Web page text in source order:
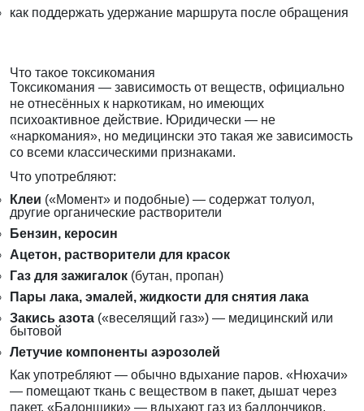
как поддержать удержание маршрута после обращения
Что такое токсикомания
Токсикомания — зависимость от веществ, официально
не отнесённых к наркотикам, но имеющих
психоактивное действие. Юридически — не
«наркомания», но медицински это такая же зависимость
со всеми классическими признаками.
Что употребляют:
Клеи («Момент» и подобные) — содержат толуол,
другие органические растворители
Бензин, керосин
Ацетон, растворители для красок
Газ для зажигалок (бутан, пропан)
Пары лака, эмалей, жидкости для снятия лака
Закись азота («веселящий газ») — медицинский или
бытовой
Летучие компоненты аэрозолей
Как употребляют — обычно вдыхание паров. «Нюхачи»
— помещают ткань с веществом в пакет, дышат через
пакет. «Балонщики» — вдыхают газ из баллончиков.